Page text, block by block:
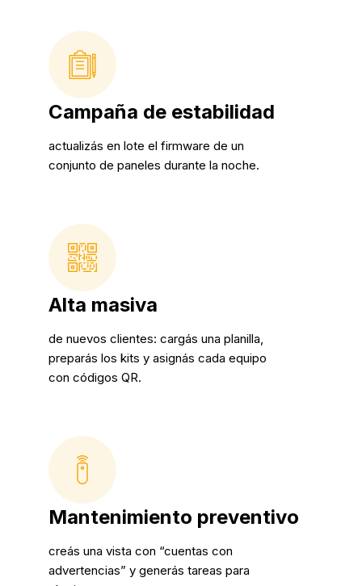
Campaña de estabilidad
actualizás en lote el firmware de un
conjunto de paneles durante la noche.
Alta masiva
de nuevos clientes: cargás una planilla,
preparás los kits y asignás cada equipo
con códigos QR.
Mantenimiento preventivo
creás una vista con “cuentas con
advertencias” y generás tareas para